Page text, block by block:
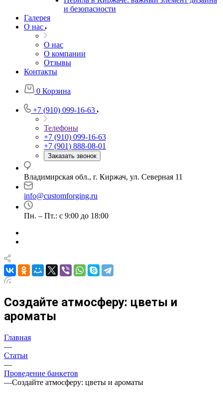
и безопасности
Галерея
О нас
О нас
О компании
Отзывы
Контакты
0 Корзина
+7 (910) 099-16-63
Телефоны
+7 (910) 099-16-63
+7 (901) 888-08-01
Заказать звонок
Владимирская обл., г. Киржач, ул. Северная 11
info@customforging.ru
Пн. – Пт.: с 9:00 до 18:00
Создайте атмосферу: цветы и
ароматы
Главная
—
Статьи
—
Проведение банкетов
—Создайте атмосферу: цветы и ароматы